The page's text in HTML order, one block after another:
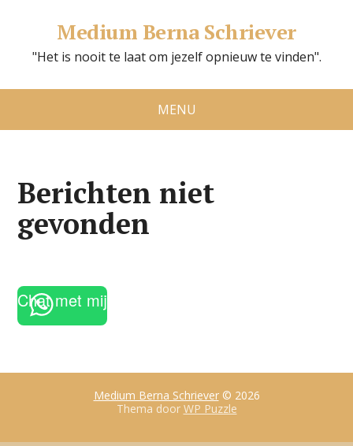
Medium Berna Schriever
"Het is nooit te laat om jezelf opnieuw te vinden".
MENU
Berichten niet
gevonden
Chat met mij
Medium Berna Schriever© 2026
Thema door WP Puzzle